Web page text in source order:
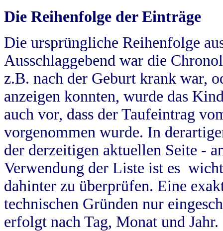
Die Reihenfolge der Einträge
Die ursprüngliche Reihenfolge
Ausschlaggebend war die
z.B. nach der Geburt krank war,
anzeigen konnten, wurde das
auch vor, dass der Taufeintrag
vorgenommen wurde. In
der derzeitigen aktuellen Seite -
Verwendung der Liste ist es
dahinter zu überprüfen. Eine
technischen Gründen nur
erfolgt nach Tag, Monat und Jahr.